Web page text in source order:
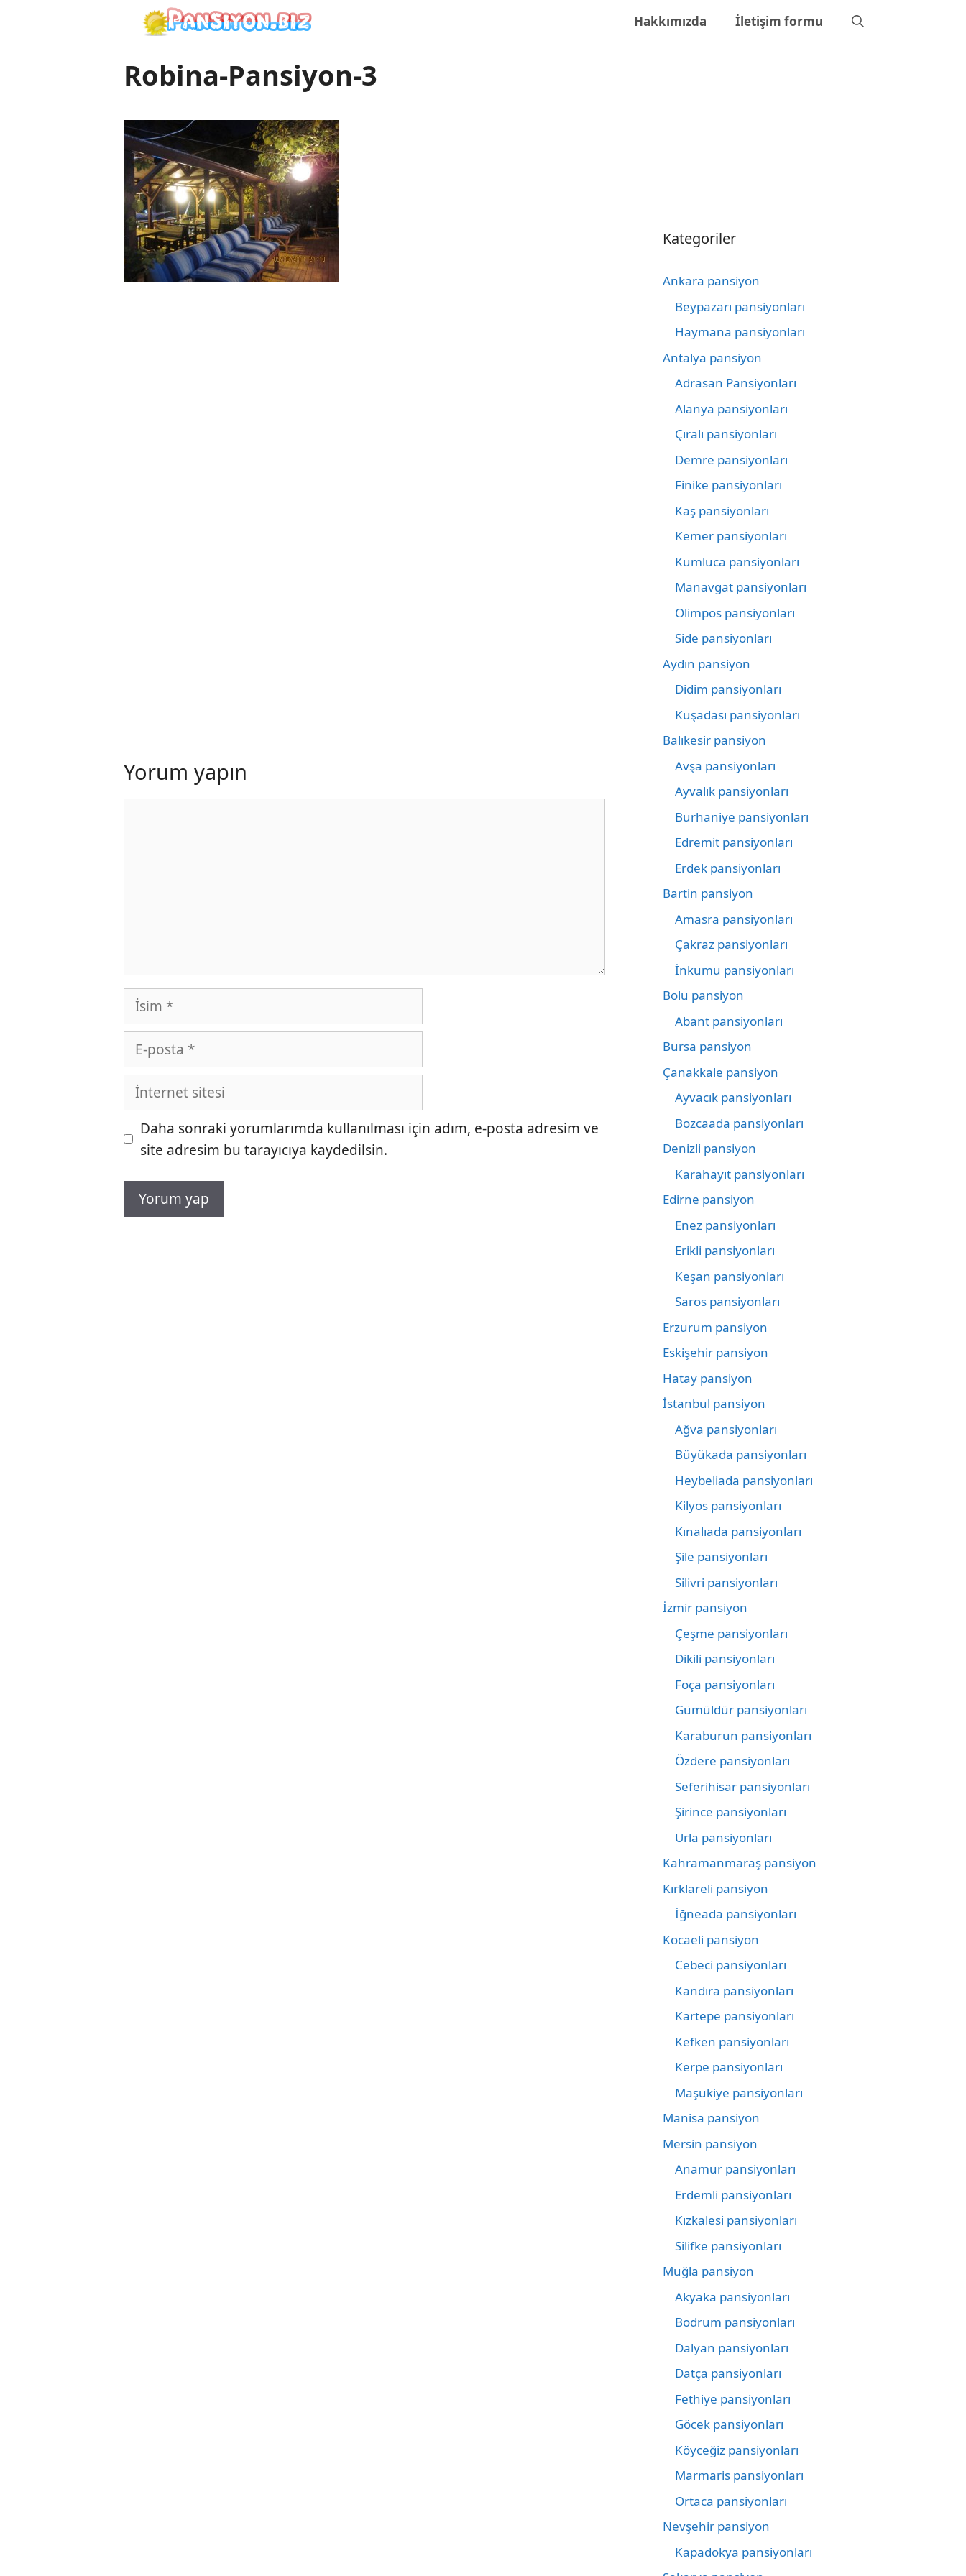
Hakkımızda İletişim formu
Robina-Pansiyon-3
Yorum yapın
İsim
posta
İnternet
sitesi
Daha sonraki yorumlarımda kullanılması için adım, e-posta adresim ve
site adresim bu tarayıcıya kaydedilsin.
Kategoriler
Ankara pansiyon
Beypazarı pansiyonları
Haymana pansiyonları
Antalya pansiyon
Adrasan Pansiyonları
Alanya pansiyonları
Çıralı pansiyonları
Demre pansiyonları
Finike pansiyonları
Kaş pansiyonları
Kemer pansiyonları
Kumluca pansiyonları
Manavgat pansiyonları
Olimpos pansiyonları
Side pansiyonları
Aydın pansiyon
Didim pansiyonları
Kuşadası pansiyonları
Balıkesir pansiyon
Avşa pansiyonları
Ayvalık pansiyonları
Burhaniye pansiyonları
Edremit pansiyonları
Erdek pansiyonları
Bartin pansiyon
Amasra pansiyonları
Çakraz pansiyonları
İnkumu pansiyonları
Bolu pansiyon
Abant pansiyonları
Bursa pansiyon
Çanakkale pansiyon
Ayvacık pansiyonları
Bozcaada pansiyonları
Denizli pansiyon
Karahayıt pansiyonları
Edirne pansiyon
Enez pansiyonları
Erikli pansiyonları
Keşan pansiyonları
Saros pansiyonları
Erzurum pansiyon
Eskişehir pansiyon
Hatay pansiyon
İstanbul pansiyon
Ağva pansiyonları
Büyükada pansiyonları
Heybeliada pansiyonları
Kilyos pansiyonları
Kınalıada pansiyonları
Şile pansiyonları
Silivri pansiyonları
İzmir pansiyon
Çeşme pansiyonları
Dikili pansiyonları
Foça pansiyonları
Gümüldür pansiyonları
Karaburun pansiyonları
Özdere pansiyonları
Seferihisar pansiyonları
Şirince pansiyonları
Urla pansiyonları
Kahramanmaraş pansiyon
Kırklareli pansiyon
İğneada pansiyonları
Kocaeli pansiyon
Cebeci pansiyonları
Kandıra pansiyonları
Kartepe pansiyonları
Kefken pansiyonları
Kerpe pansiyonları
Maşukiye pansiyonları
Manisa pansiyon
Mersin pansiyon
Anamur pansiyonları
Erdemli pansiyonları
Kızkalesi pansiyonları
Silifke pansiyonları
Muğla pansiyon
Akyaka pansiyonları
Bodrum pansiyonları
Dalyan pansiyonları
Datça pansiyonları
Fethiye pansiyonları
Göcek pansiyonları
Köyceğiz pansiyonları
Marmaris pansiyonları
Ortaca pansiyonları
Nevşehir pansiyon
Kapadokya pansiyonları